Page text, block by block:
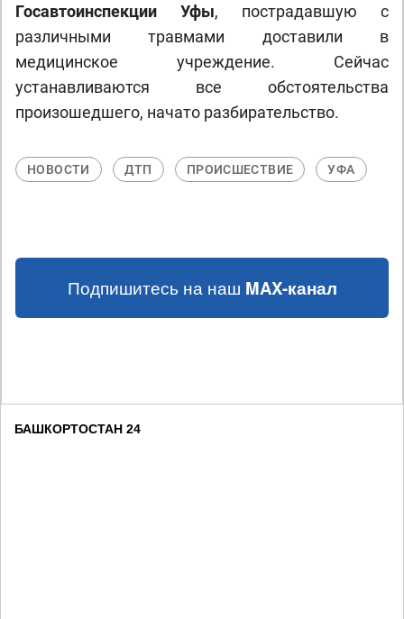
Госавтоинспекции Уфы, пострадавшую с
различными травмами доставили в
медицинское учреждение. Сейчас
устанавливаются все обстоятельства
произошедшего, начато разбирательство.
НОВОСТИ ДТП ПРОИСШЕСТВИЕ УФА
Подпишитесь на наш MAX-канал
БАШКОРТОСТАН 24